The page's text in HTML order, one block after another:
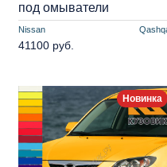
Nissan
под омыватели
41100 руб.
Новинка